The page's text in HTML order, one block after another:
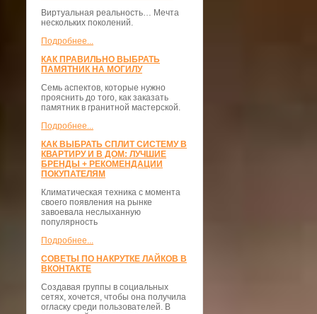
Виртуальная реальность… Мечта
нескольких поколений.
Подробнее...
КАК ПРАВИЛЬНО ВЫБРАТЬ
ПАМЯТНИК НА МОГИЛУ
Семь аспектов, которые нужно
прояснить до того, как заказать
памятник в гранитной мастерской.
Подробнее...
КАК ВЫБРАТЬ СПЛИТ СИСТЕМУ В
КВАРТИРУ И В ДОМ: ЛУЧШИЕ
БРЕНДЫ + РЕКОМЕНДАЦИИ
ПОКУПАТЕЛЯМ
Климатическая техника с момента
своего появления на рынке
завоевала неслыханную
популярность
Подробнее...
СОВЕТЫ ПО НАКРУТКЕ ЛАЙКОВ В
ВКОНТАКТЕ
Создавая группы в социальных
сетях, хочется, чтобы она получила
огласку среди пользователей. В